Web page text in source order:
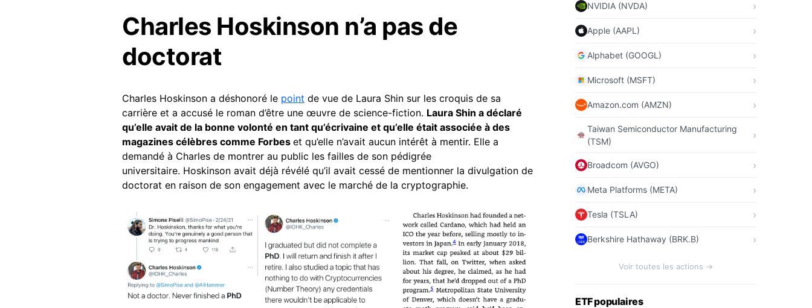
Charles Hoskinson n’a pas de
doctorat
Charles Hoskinson a déshonoré le point de vue de Laura Shin sur les croquis de sa
carrière et a accusé le roman d’être une œuvre de science-fiction. Laura Shin a déclaré
qu’elle avait de la bonne volonté en tant qu’écrivaine et qu’elle était associée à des
magazines célèbres comme Forbes et qu’elle n’avait aucun intérêt à mentir. Elle a
demandé à Charles de montrer au public les failles de son pédigrée
universitaire. Hoskinson avait déjà révélé qu’il avait cessé de mentionner la divulgation de
doctorat en raison de son engagement avec le marché de la cryptographie.
NVIDIA (NVDA)
Apple (AAPL)
Alphabet (GOOGL)
Microsoft (MSFT)
Amazon.com (AMZN)
Taiwan Semiconductor Manufacturing
(TSM)
Broadcom (AVGO)
Meta Platforms (META)
Tesla (TSLA)
Berkshire Hathaway (BRK.B)
Voir toutes les actions →
ETF populaires